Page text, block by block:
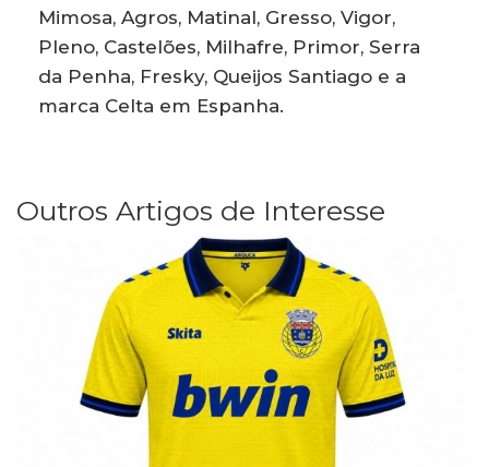
Mimosa, Agros, Matinal, Gresso, Vigor,
Pleno, Castelões, Milhafre, Primor, Serra
da Penha, Fresky, Queijos Santiago e a
marca Celta em Espanha.
Outros Artigos de Interesse